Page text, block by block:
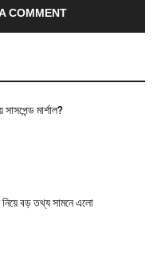
COMMENT
মার্শাল?
নিয়ে বড় তথ্য সামনে এলো